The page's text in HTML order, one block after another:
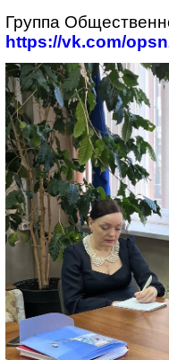
Группа
https://vk.com/